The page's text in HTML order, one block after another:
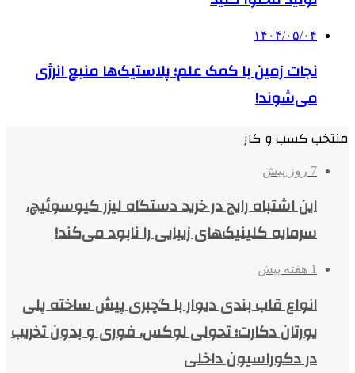
۱۴۰۴/۰۵/۰۴
نجات زمین با کمک علم؛ پلاستیک‌ها منبع انرژی
می‌شوند!
منتخب کسب و کار
7 روز پیش
این اشتباه رایج در خرید دستگاه لیزر کیوسوئیچ،
سرمایه کلینیک‌های زیبایی را نابود می‌کند!
1 هفته پیش
انواع قاب بندی دیوار با گچبری پیش ساخته پلی
یورتان دکارت؛ تحولی لوکس، فوری و بدون تخریب
در دکوراسیون داخلی